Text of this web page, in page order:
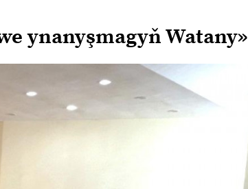
ynanyşmagyň Watany»